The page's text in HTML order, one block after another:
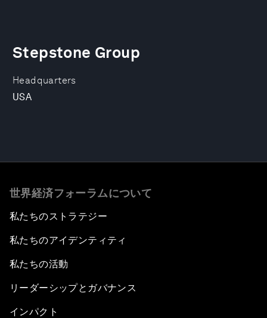
Headquarters
USA
Stepstone Group
世界経済フォーラムについて
私たちのストラテジー
私たちのアイデンティティ
私たちの活動
リーダーシップとガバナンス
インパクト